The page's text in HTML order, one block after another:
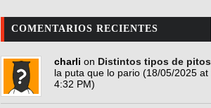
COMENTARIOS RECIENTES
charli on Distintos tipos de pitos
la puta que lo pario (18/05/2025 at
4:32 PM)